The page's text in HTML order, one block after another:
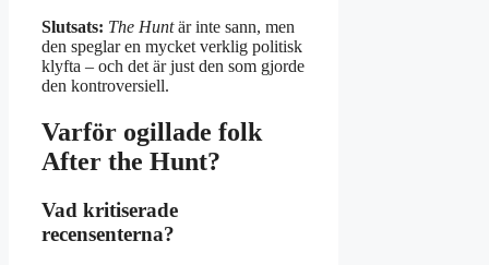
Slutsats: The Huntär inte sann, men
den speglar en mycket verklig politisk
klyfta – och det är just den som gjorde
den kontroversiell.
Varför ogillade folk
After the Hunt?
Vad kritiserade
recensenterna?